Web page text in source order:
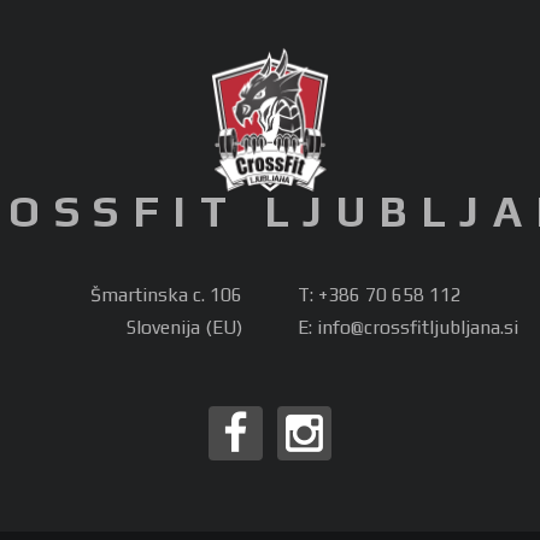
T: +386 70 658 112
E: info@crossfitljubljana.si
Šmartinska c. 106
Slovenija (EU)